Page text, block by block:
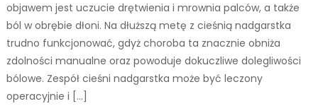
objawem jest uczucie drętwienia i mrownia palców, a także
ból w obrębie dłoni. Na dłuższą metę z cieśnią nadgarstka
trudno funkcjonować, gdyż choroba ta znacznie obniża
zdolności manualne oraz powoduje dokuczliwe dolegliwości
bólowe. Zespół cieśni nadgarstka może być leczony
operacyjnie i […]